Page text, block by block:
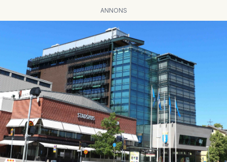
ANNONS